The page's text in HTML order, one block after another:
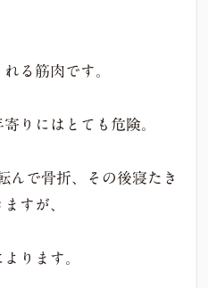
る筋肉です。
りにはとても危険。
んで骨折、その後寝たき
すが、
ります。